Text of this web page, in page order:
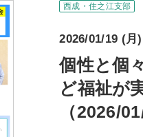
西成・住之江支部
2026/01/19 (月
個性と個
ど福祉が
（2026/